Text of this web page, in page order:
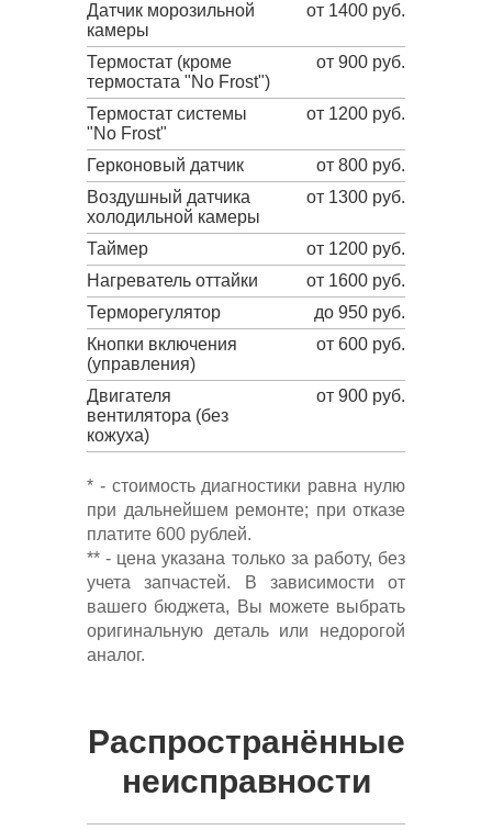
Датчик морозильной
камеры
от 1400 руб.
Термостат (кроме
термостата "No Frost")
от 900 руб.
Термостат системы
"No Frost"
от 1200 руб.
Герконовый датчик
от 800 руб.
Воздушный датчика
холодильной камеры
от 1300 руб.
Таймер
от 1200 руб.
Нагреватель оттайки
от 1600 руб.
Терморегулятор
до 950 руб.
Кнопки включения
(управления)
от 600 руб.
Двигателя
вентилятора (без
кожуха)
от 900 руб.
* - стоимость диагностики равна нулю
при дальнейшем ремонте; при отказе
платите 600 рублей.
** - цена указана только за работу, без
учета запчастей. В зависимости от
вашего бюджета, Вы можете выбрать
оригинальную деталь или недорогой
аналог.
Распространённые
неисправности